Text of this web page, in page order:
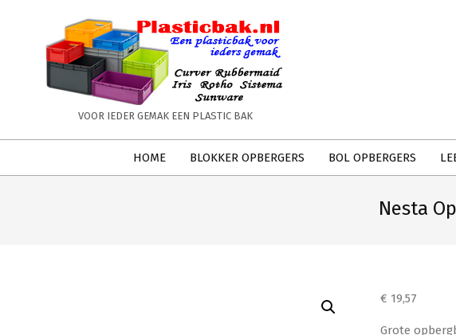
PLASTICBAK.NL
VOOR IEDER GEMAK EEN PLASTIC BAK
HOME BLOKKER OPBERGERS BOL OPBERGERS
Nesta
€ 19,57
Grote